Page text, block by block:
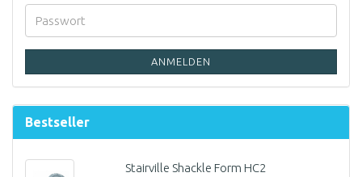
ANMELDEN
Bestseller
Stairville Shackle Form HC2